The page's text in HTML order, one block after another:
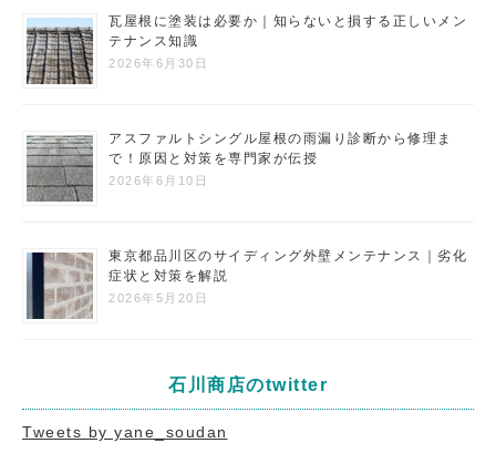
瓦屋根に塗装は必要か｜知らないと損する正しいメン
テナンス知識
2026年6月30日
アスファルトシングル屋根の雨漏り診断から修理ま
で！原因と対策を専門家が伝授
2026年6月10日
東京都品川区のサイディング外壁メンテナンス｜劣化
症状と対策を解説
2026年5月20日
石川商店のtwitter
Tweets by yane_soudan